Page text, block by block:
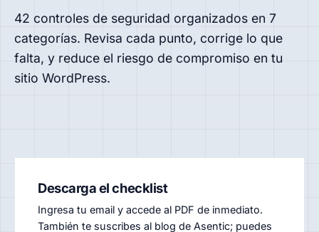
42 controles de seguridad organizados en 7
categorías. Revisa cada punto, corrige lo que
falta, y reduce el riesgo de compromiso en tu
sitio WordPress.
Descarga el checklist
Ingresa tu email y accede al PDF de inmediato.
También te suscribes al blog de Asentic; puedes